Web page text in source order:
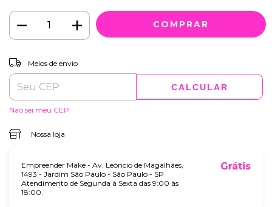
Entregas para o CEP:
Meios de envio
CALCULAR
Não sei meu CEP
Nossa loja
Empreender Make - Av. Leôncio de Magalhães,
1493 - Jardim São Paulo - São Paulo - SP
Atendimento de Segunda à Sexta das 9:00 às
18:00.
Grátis